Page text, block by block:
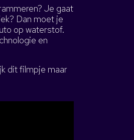
Je gaat
Dan moet je
op waterstof.
en
dit filmpje maar